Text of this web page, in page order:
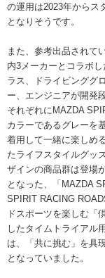
の運用は2023年からス
となりそうです。
また、参考出品されて
内3メーカーとコラボ
ラス、ドライビンググ
ー、エンジニアが開発
それぞれにMAZDA
カラーであるグレーを
着用して一緒に楽しめ
たライフスタイルグッ
ザインの商品群は登場
となった、「MAZDA
SPIRIT RACING
ドスポーツを楽しむ「
したタイムトライアル
は、「共に挑む」を具
となっていました。